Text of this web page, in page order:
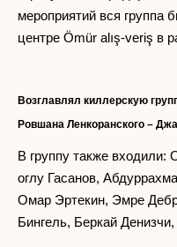
мероприятий вся группа
центре Ömür alış-veriş в
Возглавлял киллерскую
Ровшана Ленкоранского –
В группу также
оглу Гасанов,
Омар Эртекин, Эмре
Бингель, Беркай